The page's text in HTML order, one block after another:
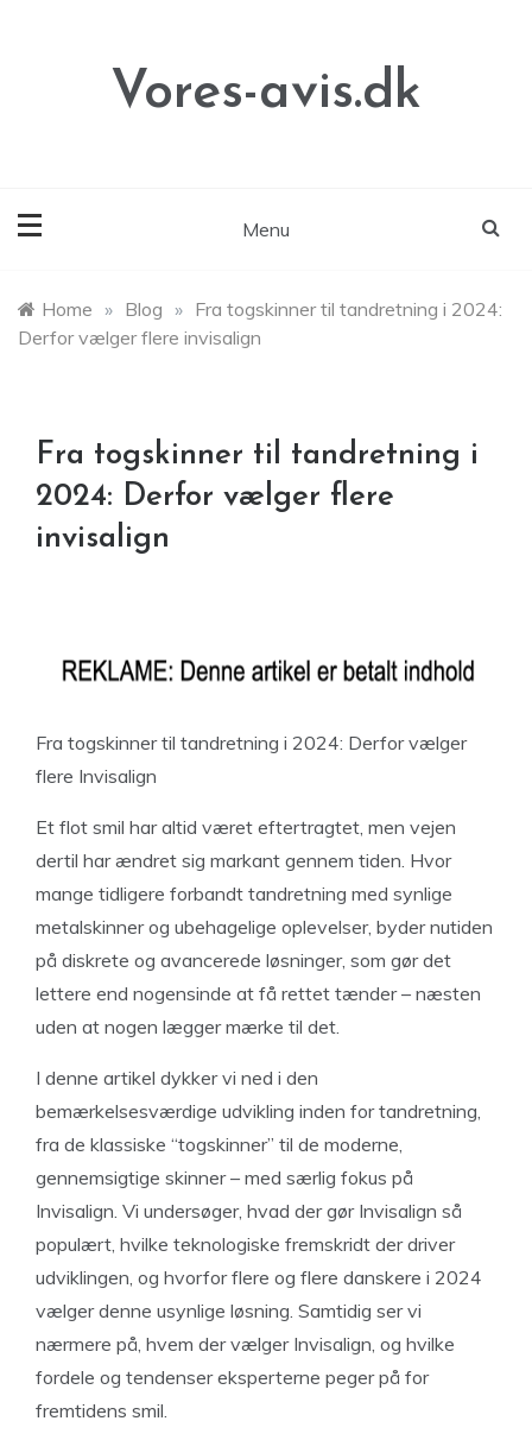
Vores-avis.dk
Menu
Home » Blog » Fra togskinner til tandretning i 2024:
Derfor vælger flere invisalign
Fra togskinner til tandretning i
2024: Derfor vælger flere
invisalign
Fra togskinner til tandretning i 2024: Derfor vælger
flere Invisalign
Et flot smil har altid været eftertragtet, men vejen
dertil har ændret sig markant gennem tiden. Hvor
mange tidligere forbandt tandretning med synlige
metalskinner og ubehagelige oplevelser, byder nutiden
på diskrete og avancerede løsninger, som gør det
lettere end nogensinde at få rettet tænder – næsten
uden at nogen lægger mærke til det.
I denne artikel dykker vi ned i den
bemærkelsesværdige udvikling inden for tandretning,
fra de klassiske “togskinner” til de moderne,
gennemsigtige skinner – med særlig fokus på
Invisalign. Vi undersøger, hvad der gør Invisalign så
populært, hvilke teknologiske fremskridt der driver
udviklingen, og hvorfor flere og flere danskere i 2024
vælger denne usynlige løsning. Samtidig ser vi
nærmere på, hvem der vælger Invisalign, og hvilke
fordele og tendenser eksperterne peger på for
fremtidens smil.